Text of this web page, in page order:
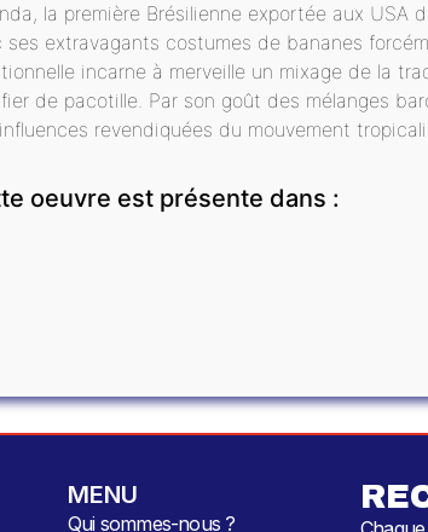
la première Brésilienne exportée aux USA
ses extravagants costumes de bananes
incarne à merveille un mixage de la
de pacotille. Par son goût des mélanges
revendiquées du mouvement
oeuvre est présente dans :
MENU
Qui sommes-nous ?